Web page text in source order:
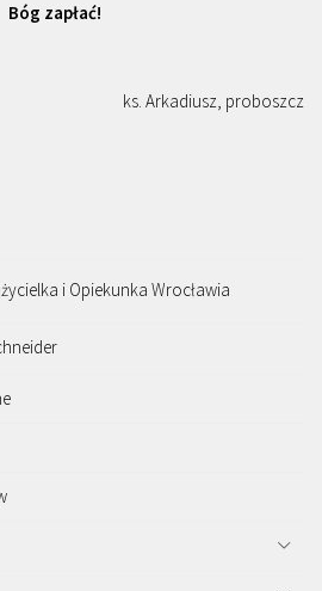
Bóg zapłać!
ks. Arkadiusz, proboszcz
i Opiekunka Wrocławia